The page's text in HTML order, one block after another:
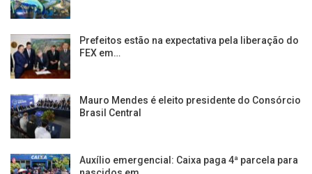
Prefeitos estão na expectativa pela liberação do
FEX em…
Mauro Mendes é eleito presidente do Consórcio
Brasil Central
Auxílio emergencial: Caixa paga 4ª parcela para